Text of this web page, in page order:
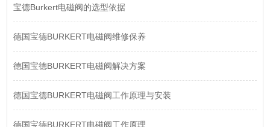
宝德Burkert电磁阀的选型依据
德国宝德BURKERT电磁阀维修保养
德国宝德BURKERT电磁阀解决方案
德国宝德BURKERT电磁阀工作原理与安装
德国宝德BURKERT电磁阀工作原理